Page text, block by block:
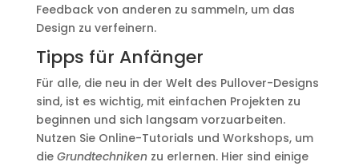
Feedback von anderen zu sammeln, um das
Design zu verfeinern.
Tipps für Anfänger
Für alle, die neu in der Welt des Pullover-Designs
sind, ist es wichtig, mit einfachen Projekten zu
beginnen und sich langsam vorzuarbeiten.
Nutzen Sie Online-Tutorials und Workshops, um
die Grundtechnikenzu erlernen. Hier sind einige